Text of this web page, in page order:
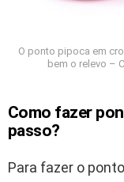
O ponto pipoca em
bem o relevo –
Como fazer
passo?
Para fazer o